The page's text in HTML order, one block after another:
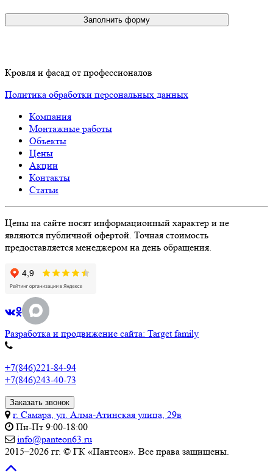
Заполнить форму
Кровля и фасад от профессионалов
Политика обработки персональных данных
Компания
Монтажные работы
Объекты
Цены
Акции
Контакты
Статьи
Цены на сайте носят информационный характер и не
являются публичной офертой. Точная стоимость
предоставляется менеджером на день обращения.
Разработка и продвижение сайта: Target family
+7(846)221-84-94
+7(846)243-40-73
Заказать звонок
г. Самара, ул. Алма-Атинская улица, 29в
Пн-Пт 9:00-18:00
info@panteon63.ru
2015–2026 гг. © ГК «Пантеон». Все права защищены.